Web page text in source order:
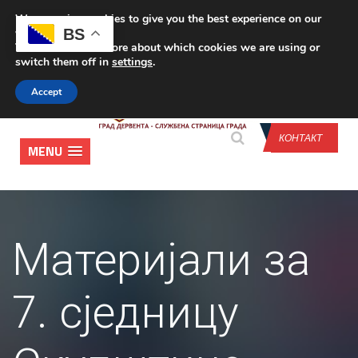
CONTACT US
КОНТАКТ
MENU
Материјали за
7. сједницу
BS
We are using cookies to give you the best experience on our
website.
You can find out more about which cookies we are using or
switch them off in settings.
Accept